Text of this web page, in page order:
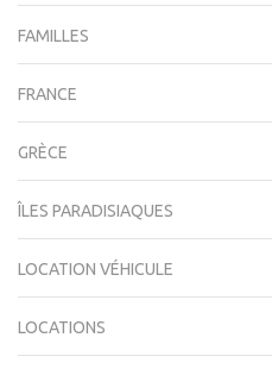
FAMILLES
FRANCE
GRÈCE
ÎLES PARADISIAQUES
LOCATION VÉHICULE
LOCATIONS